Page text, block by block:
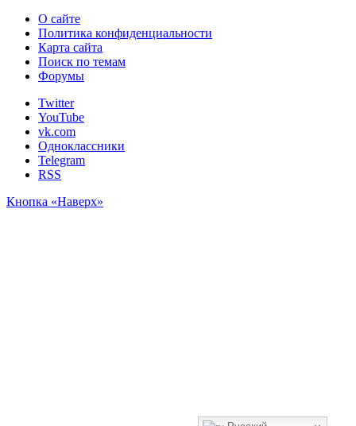
О сайте
Политика конфиденциальности
Карта сайта
Поиск по темам
Форумы
Twitter
YouTube
vk.com
Одноклассники
Telegram
RSS
Кнопка «Наверх»